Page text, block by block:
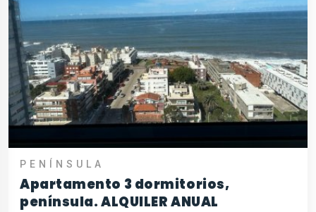
PENÍNSULA
Apartamento 3 dormitorios,
península. ALQUILER ANUAL